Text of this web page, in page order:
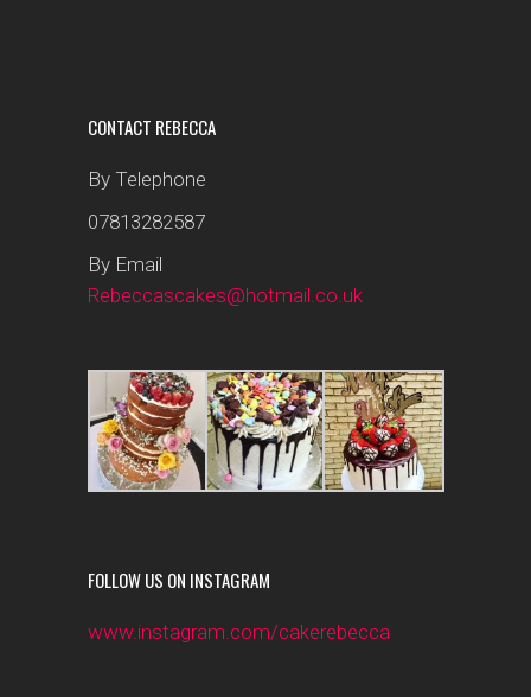
CONTACT REBECCA
By Telephone
07813282587
By Email
Rebeccascakes@hotmail.co.uk
FOLLOW US ON INSTAGRAM
www.instagram.com/cakerebecca